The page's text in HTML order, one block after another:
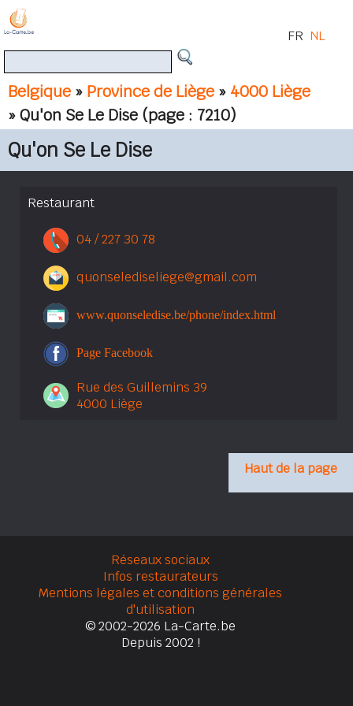
Belgique » Province de Liège » 4000 Liège
» Qu'on Se Le Dise (page : 7210)
FR NL
Qu'on Se Le Dise
Restaurant
04 / 227 30 78
quonselediseliege@gmail.com
www.quonseledise.be/phone/index.html
Page Facebook
Rue des Guillemins 39
4000 Liège
Haut de la page
Réseaux sociaux
Infos restaurateurs
Mentions légales et conditions générales
d'utilisation
© 2002-2026 La-Carte.be
Depuis 2002 !